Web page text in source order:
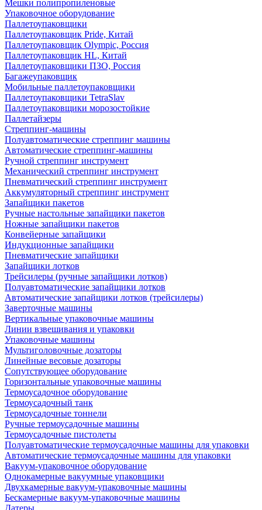
Мешки полипропиленовые
Упаковочное оборудование
Паллетоупаковщики
Паллетоупаковщик Pride, Китай
Паллетоупаковщик Olympic, Россия
Паллетоупаковщик HL, Китай
Паллетоупаковщики ПЗО, Россия
Багажеупаковщик
Мобильные паллетоупаковщики
Паллетоупаковщики TetraSlav
Паллетоупаковщики морозостойкие
Паллетайзеры
Стреппинг-машины
Полуавтоматические стреппинг машины
Автоматические стреппинг-машины
Ручной стреппинг инструмент
Механический стреппинг инструмент
Пневматический стреппинг инструмент
Аккумуляторный стреппинг инструмент
Запайщики пакетов
Ручные настольные запайщики пакетов
Ножные запайщики пакетов
Конвейерные запайщики
Индукционные запайщики
Пневматические запайщики
Запайщики лотков
Трейсилеры (ручные запайщики лотков)
Полуавтоматические запайщики лотков
Автоматические запайщики лотков (трейсилеры)
Заверточные машины
Вертикальные упаковочные машины
Линии взвешивания и упаковки
Упаковочные машины
Мультиголовочные дозаторы
Линейные весовые дозаторы
Сопутствующее оборудование
Горизонтальные упаковочные машины
Термоусадочное оборудование
Термоусадочный танк
Термоусадочные тоннели
Ручные термоусадочные машины
Термоусадочные пистолеты
Полуавтоматические термоусадочные машины для упаковки
Автоматические термоусадочные машины для упаковки
Вакуум-упаковочное оборудование
Однокамерные вакуумные упаковщики
Двухкамерные вакуум-упаковочные машины
Бескамерные вакуум-упаковочные машины
Датеры